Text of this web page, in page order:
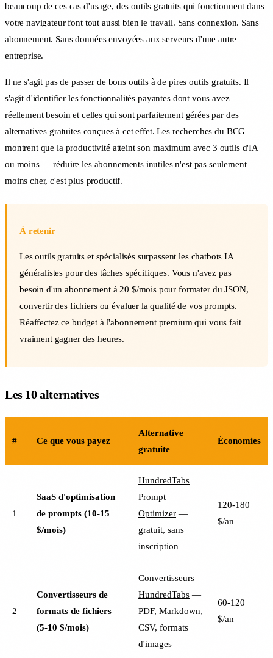
beaucoup de ces cas d'usage, des outils gratuits qui fonctionnent dans
votre navigateur font tout aussi bien le travail. Sans connexion. Sans
abonnement. Sans données envoyées aux serveurs d'une autre
entreprise.
Il ne s'agit pas de passer de bons outils à de pires outils gratuits. Il
s'agit d'identifier les fonctionnalités payantes dont vous avez
réellement besoin et celles qui sont parfaitement gérées par des
alternatives gratuites conçues à cet effet. Les recherches du BCG
montrent que la productivité atteint son maximum avec 3 outils d'IA
ou moins — réduire les abonnements inutiles n'est pas seulement
moins cher, c'est plus productif.
À retenir
Les outils gratuits et spécialisés surpassent les chatbots IA
généralistes pour des tâches spécifiques. Vous n'avez pas
besoin d'un abonnement à 20 $/mois pour formater du JSON,
convertir des fichiers ou évaluer la qualité de vos prompts.
Réaffectez ce budget à l'abonnement premium qui vous fait
vraiment gagner des heures.
Les 10 alternatives
# Ce que vous payez
Alternative
gratuite
Économies
1
SaaS d'optimisation
de prompts (10-15
$/mois)
HundredTabs
Prompt
Optimizer —
gratuit, sans
inscription
120-180
$/an
2
Convertisseurs de
formats de fichiers
(5-10 $/mois)
Convertisseurs
HundredTabs —
PDF, Markdown,
CSV, formats
d'images
60-120
$/an